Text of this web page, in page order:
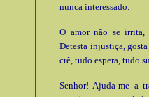
nunca interessado.
O amor não se irrita,
Detesta injustiça,
crê, tudo espera, tudo
Senhor! Ajuda-me a